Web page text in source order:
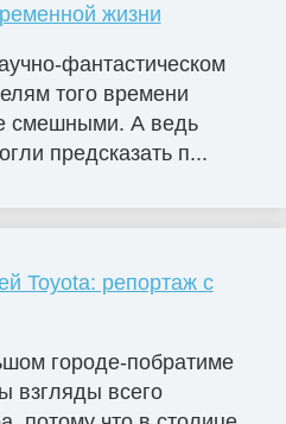
жизни
фантастическом
того времени
смешными. А ведь
предсказать п...
Toyota: репортаж с
городе-побратиме
взгляды всего